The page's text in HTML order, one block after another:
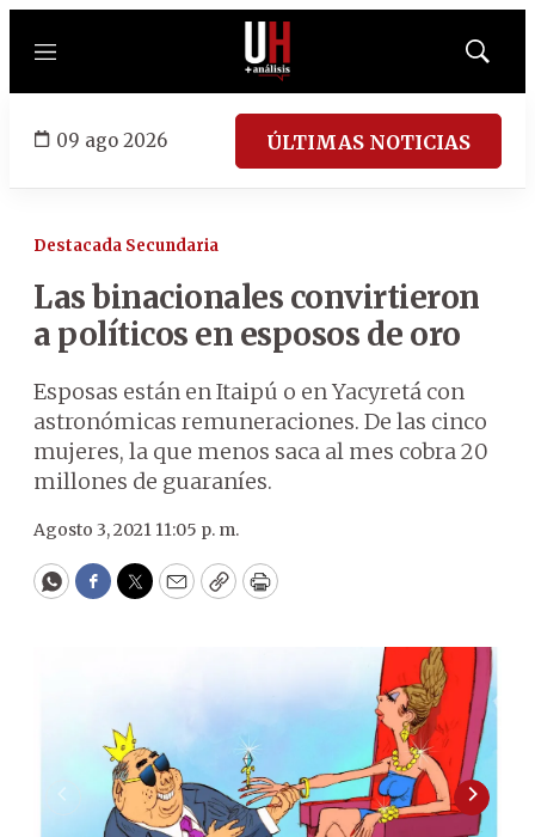
Menú
Mostrar
09 ago 2026 ÚLTIMAS NOTICIAS
Destacada Secundaria
Las binacionales convirtieron
a políticos en esposos de oro
Esposas están en Itaipú o en Yacyretá con
astronómicas remuneraciones. De las cinco
mujeres, la que menos saca al mes cobra 20
millones de guaraníes.
Agosto 3, 2021 11:05 p. m.
WhatsApp
Facebook
Twitter
EmailCopyPrint